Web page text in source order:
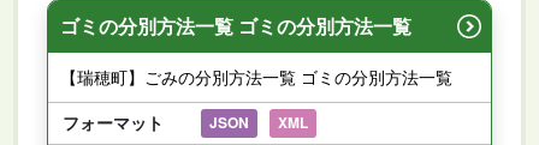
ゴミの分別方法一覧 ゴミの分別方法一覧
【瑞穂町】ごみの分別方法一覧 ゴミの分別方法一覧
フォーマット
JSON XML